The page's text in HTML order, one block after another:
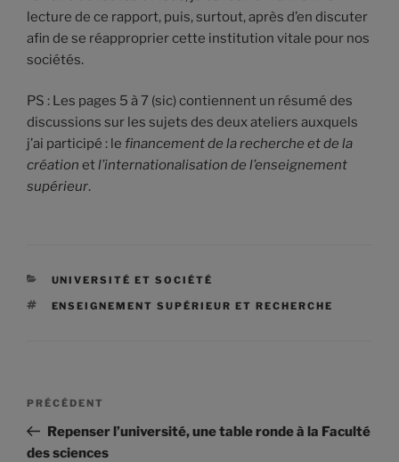
lecture de ce rapport, puis, surtout, après d’en discuter
afin de se réapproprier cette institution vitale pour nos
sociétés.
PS : Les pages 5 à 7 (sic) contiennent un résumé des
discussions sur les sujets des deux ateliers auxquels
j’ai participé : le financement de la recherche et de la
création etl’internationalisation de l’enseignement
supérieur.
CATÉGORIES
UNIVERSITÉ ET SOCIÉTÉ
ÉTIQUETTES
ENSEIGNEMENT SUPÉRIEUR ET RECHERCHE
Navigation
l'article
Article
précédent
PRÉCÉDENT
Repenser l’université, une table ronde à la Faculté
des sciences